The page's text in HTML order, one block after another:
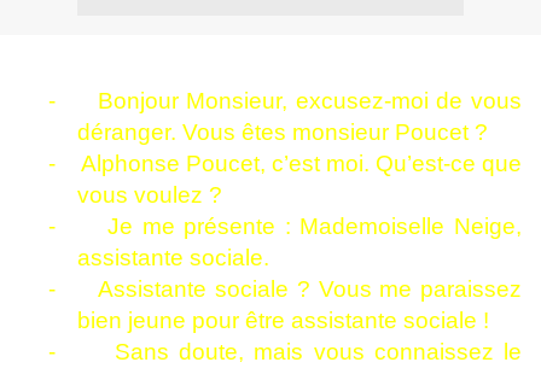
-
Bonjour Monsieur, excusez-moi de vous
déranger. Vous êtes monsieur Poucet ?
-
Alphonse Poucet, c’est moi. Qu’est-ce que
vous voulez ?
-
Je me présente : Mademoiselle Neige,
assistante sociale.
-
Assistante sociale ? Vous me paraissez
bien jeune pour être assistante sociale !
-
Sans doute, mais vous connaissez le